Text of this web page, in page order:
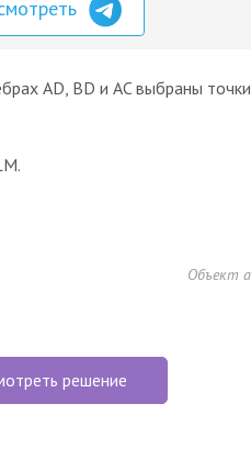
AD, BD и AC выбраны
Объект
решение